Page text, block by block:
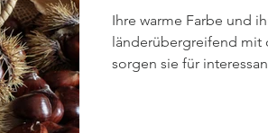
Ihre warme Farbe und
länderübergreifend mit
sorgen sie für